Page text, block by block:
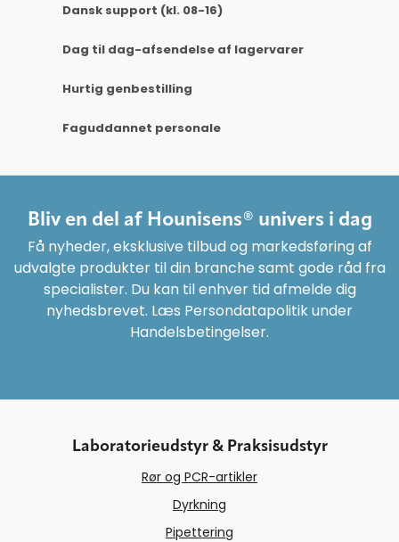
Dansk support (kl. 08-16)
Dag til dag-afsendelse af lagervarer
Hurtig genbestilling
Faguddannet personale
Bliv en del af Hounisens® univers i dag
Få nyheder, eksklusive tilbud og markedsføring af
udvalgte produkter til din branche samt gode råd fra
specialister. Du kan til enhver tid afmelde dig
nyhedsbrevet. Læs Persondatapolitik under
Handelsbetingelser.
Laboratorieudstyr & Praksisudstyr
Rør og PCR-artikler
Dyrkning
Pipettering